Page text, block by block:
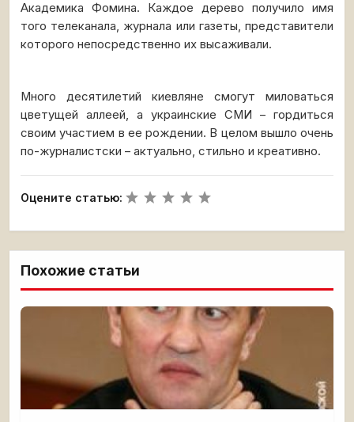
Академика Фомина. Каждое дерево получило имя
того телеканала, журнала или газеты, представители
которого непосредственно их высаживали.
Много десятилетий киевляне смогут миловаться
цветущей аллеей, а украинские СМИ – гордиться
своим участием в ее рождении. В целом вышло очень
по-журналистски – актуально, стильно и креативно.
Оцените статью:
Похожие статьи